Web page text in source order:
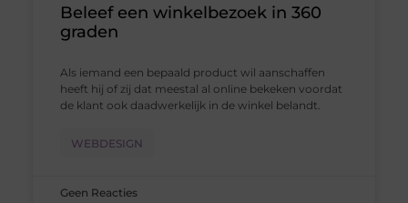
Beleef een winkelbezoek in 360
graden
Als iemand een bepaald product wil aanschaffen
heeft hij of zij dat meestal al online bekeken voordat
de klant ook daadwerkelijk in de winkel belandt.
WEBDESIGN
Geen Reacties